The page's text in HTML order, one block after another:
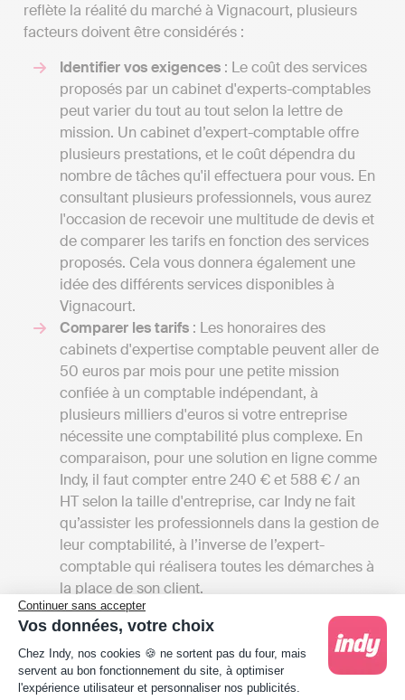
Continuer sans accepter
Vos données, votre choix
Plateforme de Gestion du Consentement :
Chez Indy, nos cookies 🍪 ne sortent pas du four, mais
servent au bon fonctionnement du site, à optimiser
l'expérience utilisateur et personnaliser nos publicités.
reflète la réalité du marché à Vignacourt, plusieurs
facteurs doivent être considérés :
Identifier vos exigences : Le coût des services
proposés par un cabinet d'experts-comptables
peut varier du tout au tout selon la lettre de
mission. Un cabinet d’expert-comptable offre
plusieurs prestations, et le coût dépendra du
nombre de tâches qu'il effectuera pour vous. En
consultant plusieurs professionnels, vous aurez
l'occasion de recevoir une multitude de devis et
de comparer les tarifs en fonction des services
proposés. Cela vous donnera également une
idée des différents services disponibles à
Vignacourt.
Comparer les tarifs : Les honoraires des
cabinets d'expertise comptable peuvent aller de
50 euros par mois pour une petite mission
confiée à un comptable indépendant, à
plusieurs milliers d'euros si votre entreprise
nécessite une comptabilité plus complexe. En
comparaison, pour une solution en ligne comme
Indy, il faut compter entre 240 € et 588 € / an
HT selon la taille d'entreprise, car Indy ne fait
qu’assister les professionnels dans la gestion de
leur comptabilité, à l’inverse de l’expert-
comptable qui réalisera toutes les démarches à
la place de son client.
La proximité du cabinet
rencontrer votre expert-comptable en personne,
il serait avantageux que le cabinet soit situé à
Vignacourt, près de votre lieu de travail ou de